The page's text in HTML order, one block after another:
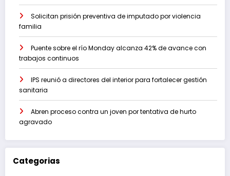
Solicitan prisión preventiva de imputado por violencia
familia
Puente sobre el río Monday alcanza 42% de avance con
trabajos continuos
IPS reunió a directores del interior para fortalecer gestión
sanitaria
Abren proceso contra un joven por tentativa de hurto
agravado
Categorias